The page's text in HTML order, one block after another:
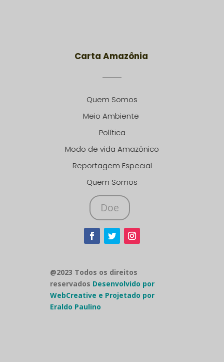
Carta Amazônia
Quem Somos
Meio Ambiente
Política
Modo de vida Amazônico
Reportagem Especial
Quem Somos
Doe
@2023 Todos os direitos
reservados Desenvolvido por
WebCreative e Projetado por
Eraldo Paulino